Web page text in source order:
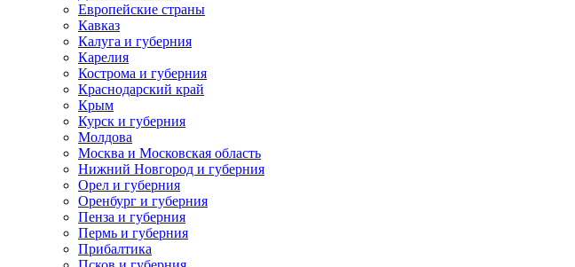
Европейские страны
Кавказ
Калуга и губерния
Карелия
Кострома и губерния
Краснодарский край
Крым
Курск и губерния
Молдова
Москва и Московская область
Нижний Новгород и губерния
Орел и губерния
Оренбург и губерния
Пенза и губерния
Пермь и губерния
Прибалтика